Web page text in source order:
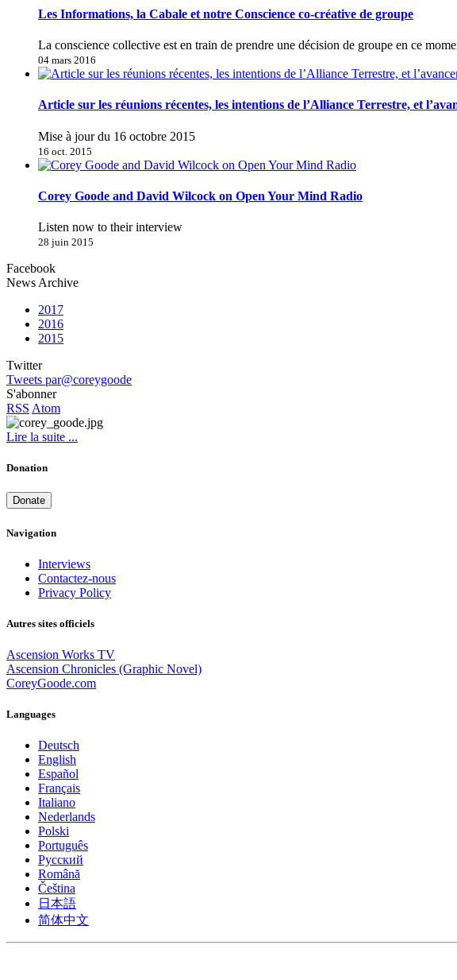
Les Informations, la Cabale et notre Conscience co-créative de groupe
La conscience collective est en train de prendre une décision de groupe en ce
04 mars 2016
Article sur les réunions récentes, les intentions de l’Alliance Terrestre, et
Mise à jour du 16 octobre 2015
16 oct. 2015
Corey Goode and David Wilcock on Open Your Mind Radio
Listen now to their interview
28 juin 2015
Facebook
News Archive
2017
2016
2015
Twitter
Tweets par@coreygoode
S'abonner
RSS Atom
Lire la suite ...
Donation
Donate
Navigation
Interviews
Contactez-nous
Privacy Policy
Autres sites officiels
Ascension Works TV
Ascension Chronicles (Graphic Novel)
CoreyGoode.com
Languages
Deutsch
English
Español
Français
Italiano
Nederlands
Polski
Português
Pусский
Română
Čeština
日本語
简体中文